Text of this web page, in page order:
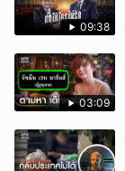
09:38
03:09